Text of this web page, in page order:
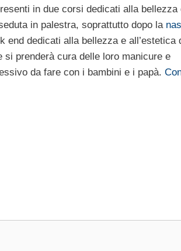
in due corsi dedicati alla bellezza
in palestra, soprattutto dopo la
end dedicati alla bellezza e all’estetica
prenderà cura delle loro manicure e
da fare con i bambini e i papà.